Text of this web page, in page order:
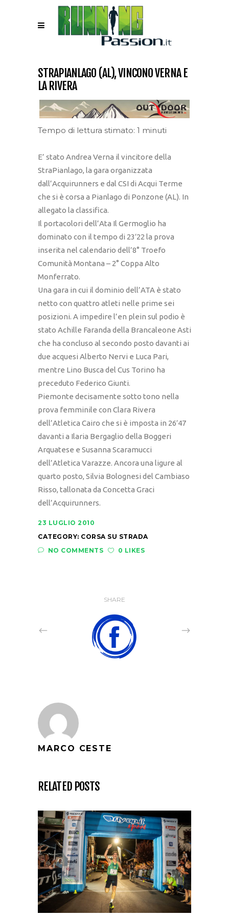
STRAPIANLAGO (AL), VINCONO VERNA E
LA RIVERA
Tempo di lettura stimato: 1 minuti
E’ stato Andrea Verna il vincitore della
StraPianlago, la gara organizzata
dall’Acquirunners e dal CSI di Acqui Terme
che si è corsa a Pianlago di Ponzone (AL). In
allegato la classifica.
Il portacolori dell’Ata Il Germoglio ha
dominato con il tempo di 23′22 la prova
inserita nel calendario dell’8° Troefo
Comunità Montana – 2° Coppa Alto
Monferrato.
Una gara in cui il dominio dell’ATA è stato
netto con quattro atleti nelle prime sei
posizioni. A impedire l’en plein sul podio è
stato Achille Faranda della Brancaleone Asti
che ha concluso al secondo posto davanti ai
due acquesi Alberto Nervi e Luca Pari,
mentre Lino Busca del Cus Torino ha
preceduto Federico Giunti.
Piemonte decisamente sotto tono nella
prova femminile con Clara Rivera
dell’Atletica Cairo che si è imposta in 26′47
davanti a Ilaria Bergaglio della Boggeri
Arquatese e Susanna Scaramucci
dell’Atletica Varazze. Ancora una ligure al
quarto posto, Silvia Bolognesi del Cambiaso
Risso, tallonata da Concetta Graci
dell’Acquirunners.
23 LUGLIO 2010
CATEGORY: CORSA SU STRADA
NO COMMENTS
0 LIKES
SHARE
MARCO CESTE
RELATED POSTS